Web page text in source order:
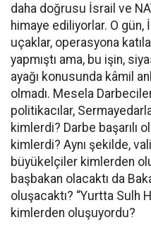
daha doğrusu İsrail ve
himaye ediliyorlar. O
uçaklar, operasyona
yapmıştı ama, bu işin,
ayağı konusunda kâmil
olmadı. Mesela
politikacılar,
kimlerdi? Darbe başarılı
kimlerdi? Aynı şekilde,
büyükelçiler kimlerden
başbakan olacaktı da
oluşacaktı? “Yurtta Sulh
kimlerden oluşuyordu?